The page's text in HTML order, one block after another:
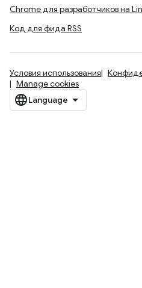
Chrome для разработчиков на
Код для фида RSS
Условия использования
Manage cookies